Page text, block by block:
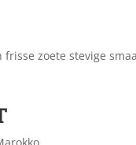
zoete stevige